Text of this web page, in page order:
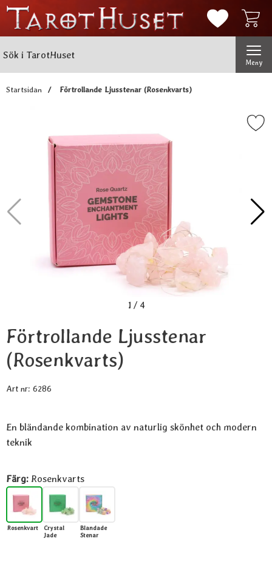
Mina
Meny
Startsidan Förtrollande Ljusstenar (Rosenkvarts)
Markera förtrollande Ljusstenar
1 / 4
Förtrollande Ljusstenar
(Rosenkvarts)
Art nr: 6286
En bländande kombination av naturlig skönhet och modern
teknik
Färg: Rosenkvarts
Rosenkvarts
Crystal
Jade
Blandade
Stenar